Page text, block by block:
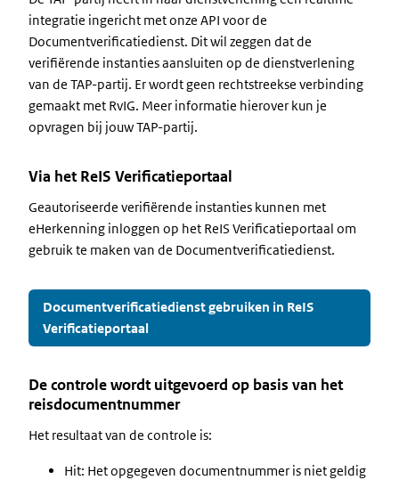
integratie ingericht met onze API voor de
Documentverificatiedienst. Dit wil zeggen dat de
verifiërende instanties aansluiten op de dienstverlening
van de TAP-partij. Er wordt geen rechtstreekse verbinding
gemaakt met RvIG. Meer informatie hierover kun je
opvragen bij jouw TAP-partij.
Via het ReIS Verificatieportaal
Geautoriseerde verifiërende instanties kunnen met
eHerkenning inloggen op het ReIS Verificatieportaal om
gebruik te maken van de Documentverificatiedienst.
Documentverificatiedienst gebruiken in ReIS
Verificatieportaal
De controle wordt uitgevoerd op basis van het
reisdocumentnummer
Het resultaat van de controle is:
Hit: Het opgegeven documentnummer is niet geldig